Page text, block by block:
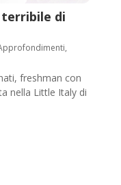
di
,
freshman con
nella Little Italy di